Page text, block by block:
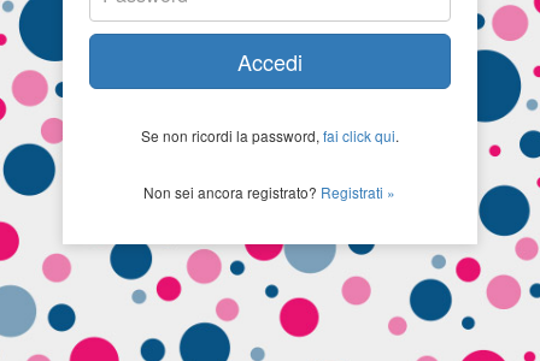
Accedi
Se non ricordi la password, fai click qui.
Non sei ancora registrato? Registrati »